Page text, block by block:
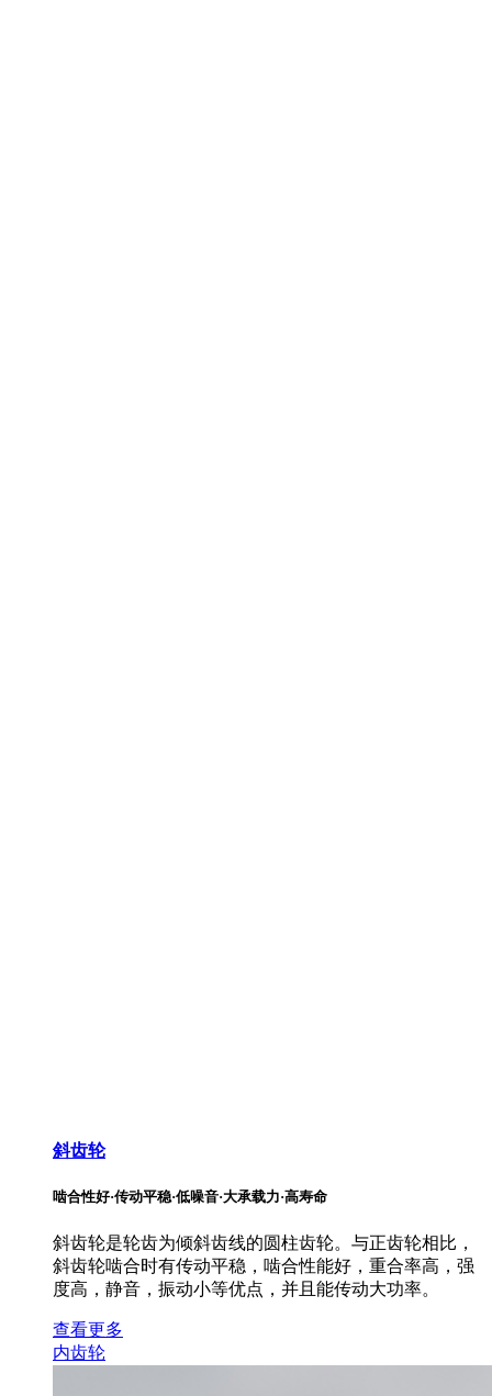
斜齿轮
啮合性好·传动平稳·低噪音·大承载力·高寿命
斜齿轮是轮齿为倾斜齿线的圆柱齿轮。与正齿轮相比，
斜齿轮啮合时有传动平稳，啮合性能好，重合率高，强
度高，静音，振动小等优点，并且能传动大功率。
查看更多
内齿轮